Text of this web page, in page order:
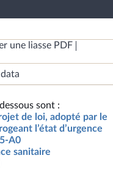
une liasse PDF
sont :
de loi, adopté par le
l’état d’urgence
A0
sanitaire